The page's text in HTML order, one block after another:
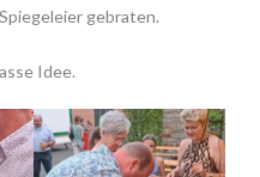
gebraten.
Idee.